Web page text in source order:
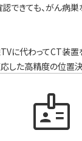
できても、がん病
に代わってCT装置
した高精度の位置
badge